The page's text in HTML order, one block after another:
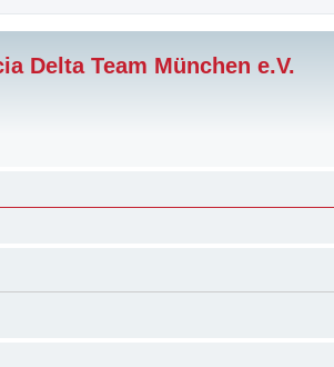
Delta Team München e.V.